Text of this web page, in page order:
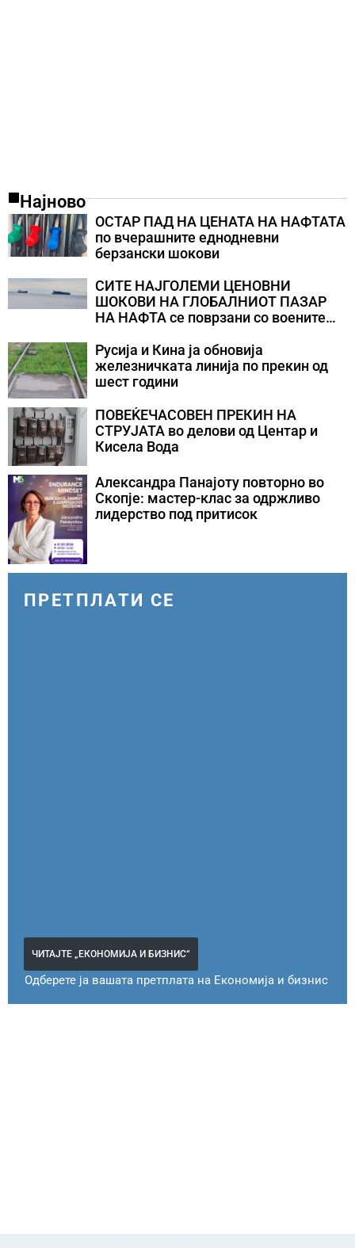
Најново
ОСТАР ПАД НА ЦЕНАТА НА НАФТАТА
по вчерашните еднодневни
берзански шокови
СИТЕ НАЈГОЛЕМИ ЦЕНОВНИ
ШОКОВИ НА ГЛОБАЛНИОТ ПАЗАР
НА НАФТА се поврзани со воените
Русија и Кина ја обновија
железничката линија по прекин од
шест години
ПОВЕЌЕЧАСОВЕН ПРЕКИН НА
СТРУЈАТА во делови од Центар и
Кисела Вода
Александра Панајоту повторно во
Скопје: мастер-клас за одржливо
лидерство под притисок
ПРЕТПЛАТИ СЕ
ЧИТАЈТЕ „ЕКОНОМИЈА И БИЗНИС“
Одберете ја вашата претплата на Економија и бизнис